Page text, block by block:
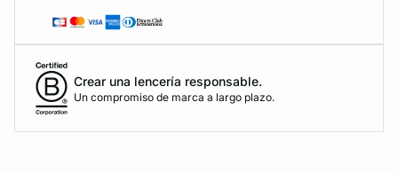
Crear una lencería responsable.
Un compromiso de marca a largo plazo.